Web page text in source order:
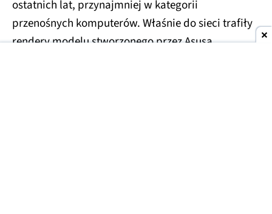
ostatnich lat, przynajmniej w kategorii
przenośnych komputerów. Właśnie do sieci trafiły
rendery modelu stworzonego przez Asusa.